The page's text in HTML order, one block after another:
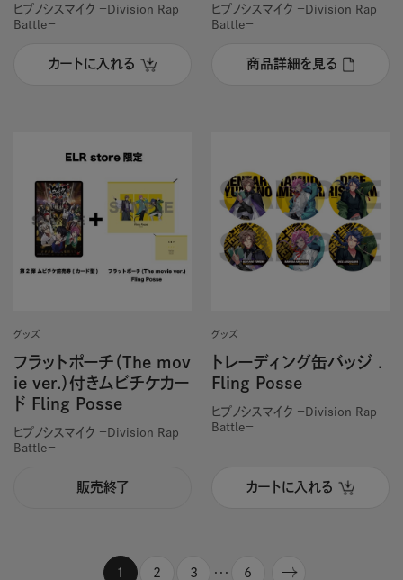
ヒプノシスマイク －Division Rap
Battle－
カートに入れる
ヒプノシスマイク －Division Rap
Battle－
商品詳細を見る
グッズ
フラットポーチ（The mov
ie ver.）付きムビチケカー
ド Fling Posse
ヒプノシスマイク －Division Rap
Battle－
販売終了
グッズ
トレーディング缶バッジ .
Fling Posse
ヒプノシスマイク －Division Rap
Battle－
カートに入れる
1 2 3 ・・・ 6